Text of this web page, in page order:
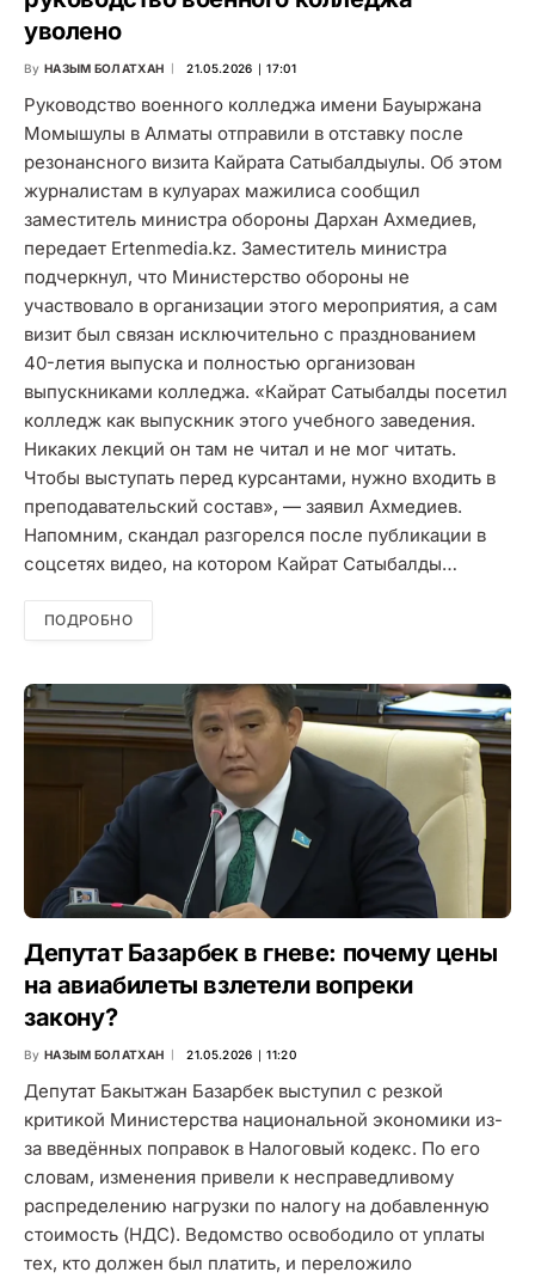
уволено
By НАЗЫМ БОЛАТХАН 21.05.2026 ∣ 17:01
Руководство военного колледжа имени Бауыржана
Момышулы в Алматы отправили в отставку после
резонансного визита Кайрата Сатыбалдыулы. Об этом
журналистам в кулуарах мажилиса сообщил
заместитель министра обороны Дархан Ахмедиев,
передает Ertenmedia.kz. Заместитель министра
подчеркнул, что Министерство обороны не
участвовало в организации этого мероприятия, а сам
визит был связан исключительно с празднованием
40-летия выпуска и полностью организован
выпускниками колледжа. «Кайрат Сатыбалды посетил
колледж как выпускник этого учебного заведения.
Никаких лекций он там не читал и не мог читать.
Чтобы выступать перед курсантами, нужно входить в
преподавательский состав», — заявил Ахмедиев.
Напомним, скандал разгорелся после публикации в
соцсетях видео, на котором Кайрат Сатыбалды…
ПОДРОБНО
Депутат Базарбек в гневе: почему цены
на авиабилеты взлетели вопреки
закону?
By НАЗЫМ БОЛАТХАН 21.05.2026 ∣ 11:20
Депутат Бакытжан Базарбек выступил с резкой
критикой Министерства национальной экономики из-
за введённых поправок в Налоговый кодекс. По его
словам, изменения привели к несправедливому
распределению нагрузки по налогу на добавленную
стоимость (НДС). Ведомство освободило от уплаты
тех, кто должен был платить, и переложило